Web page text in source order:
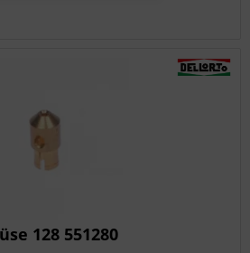
128 551280